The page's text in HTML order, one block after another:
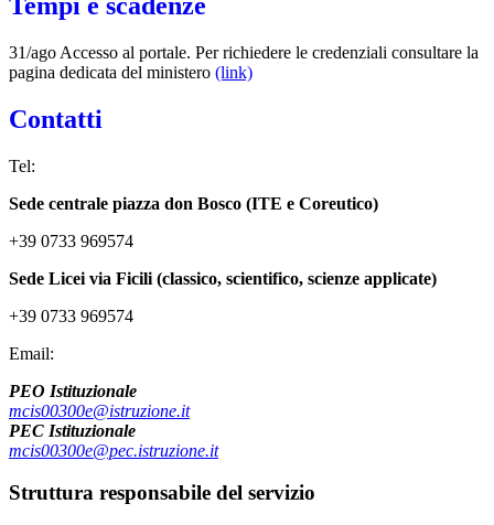
31/ago Accesso al portale. Per richiedere le credenziali consultare la
pagina dedicata del ministero (link)
Contatti
Tel:
Sede centrale piazza don Bosco (ITE e Coreutico)
+39 0733 969574
Sede Licei via Ficili (classico, scientifico, scienze applicate)
+39 0733 969574
Email:
PEO Istituzionale
mcis00300e@istruzione.it
PEC Istituzionale
mcis00300e@pec.istruzione.it
Struttura responsabile del servizio